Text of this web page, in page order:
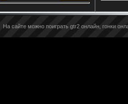
На сайте можно поиграть gtr2 онлайн, гонки